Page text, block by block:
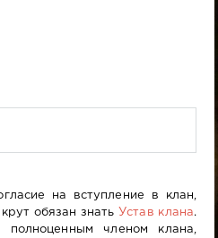
на вступление в клан,
обязан знать Устав клана.
членом клана,